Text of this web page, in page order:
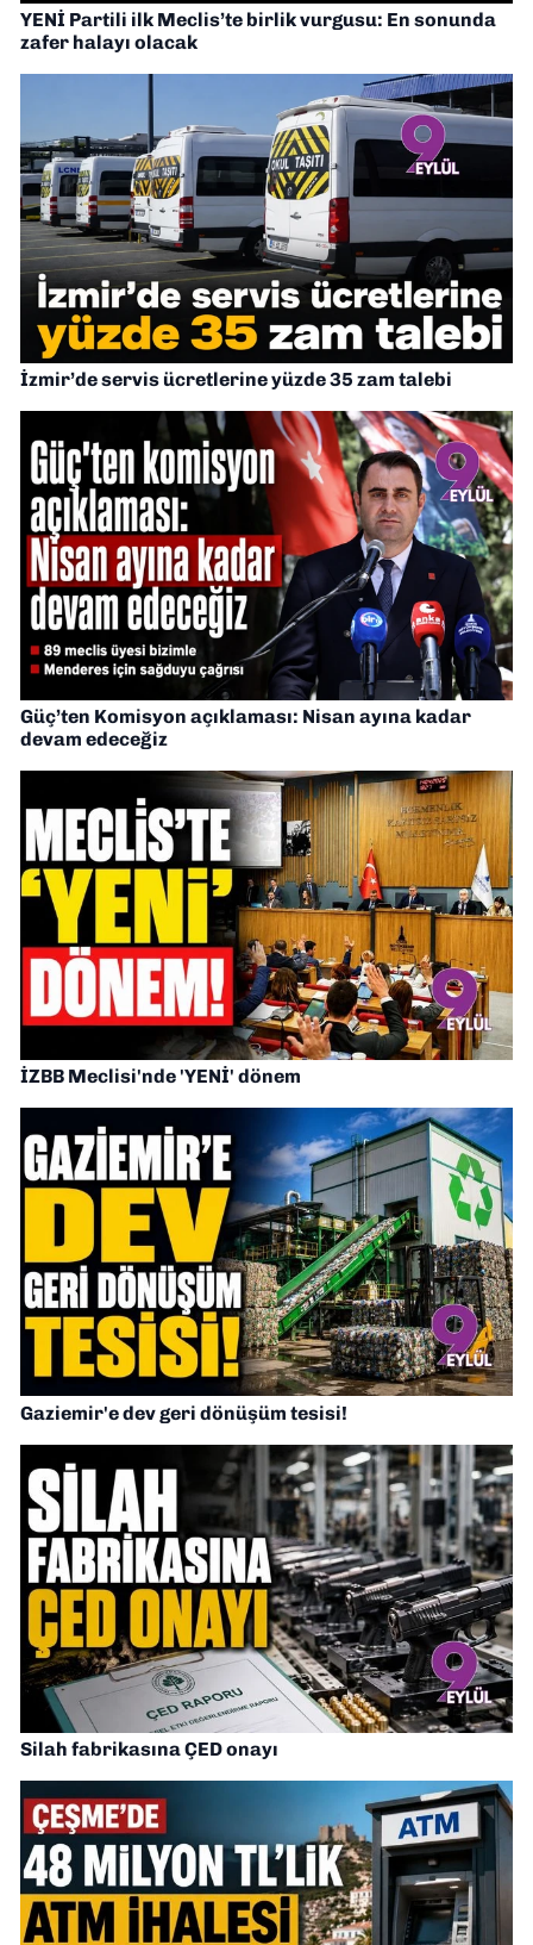
YENİ Partili ilk Meclis’te birlik vurgusu: En sonunda
zafer halayı olacak
İzmir’de servis ücretlerine yüzde 35 zam talebi
Güç’ten Komisyon açıklaması: Nisan ayına kadar
devam edeceğiz
İZBB Meclisi'nde 'YENİ' dönem
Gaziemir'e dev geri dönüşüm tesisi!
Silah fabrikasına ÇED onayı